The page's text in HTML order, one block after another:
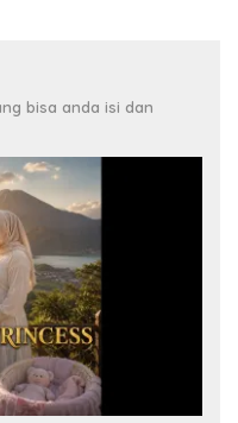
bisa anda isi dan